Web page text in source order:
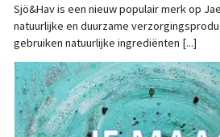
Sjö&Hav is een nieuw populair merk op
natuurlijke en duurzame
gebruiken natuurlijke ingrediënten [...]